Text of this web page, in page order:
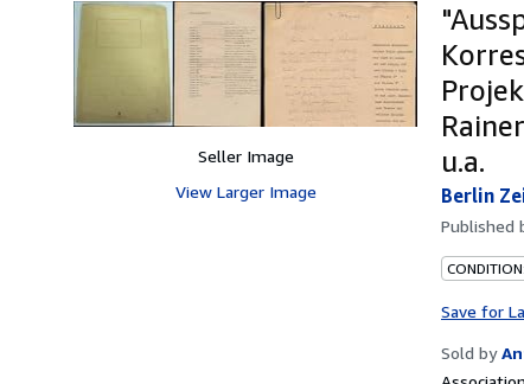
Seller Image
View Larger Image
u.a.
Berlin
Published
Save for
Sold by